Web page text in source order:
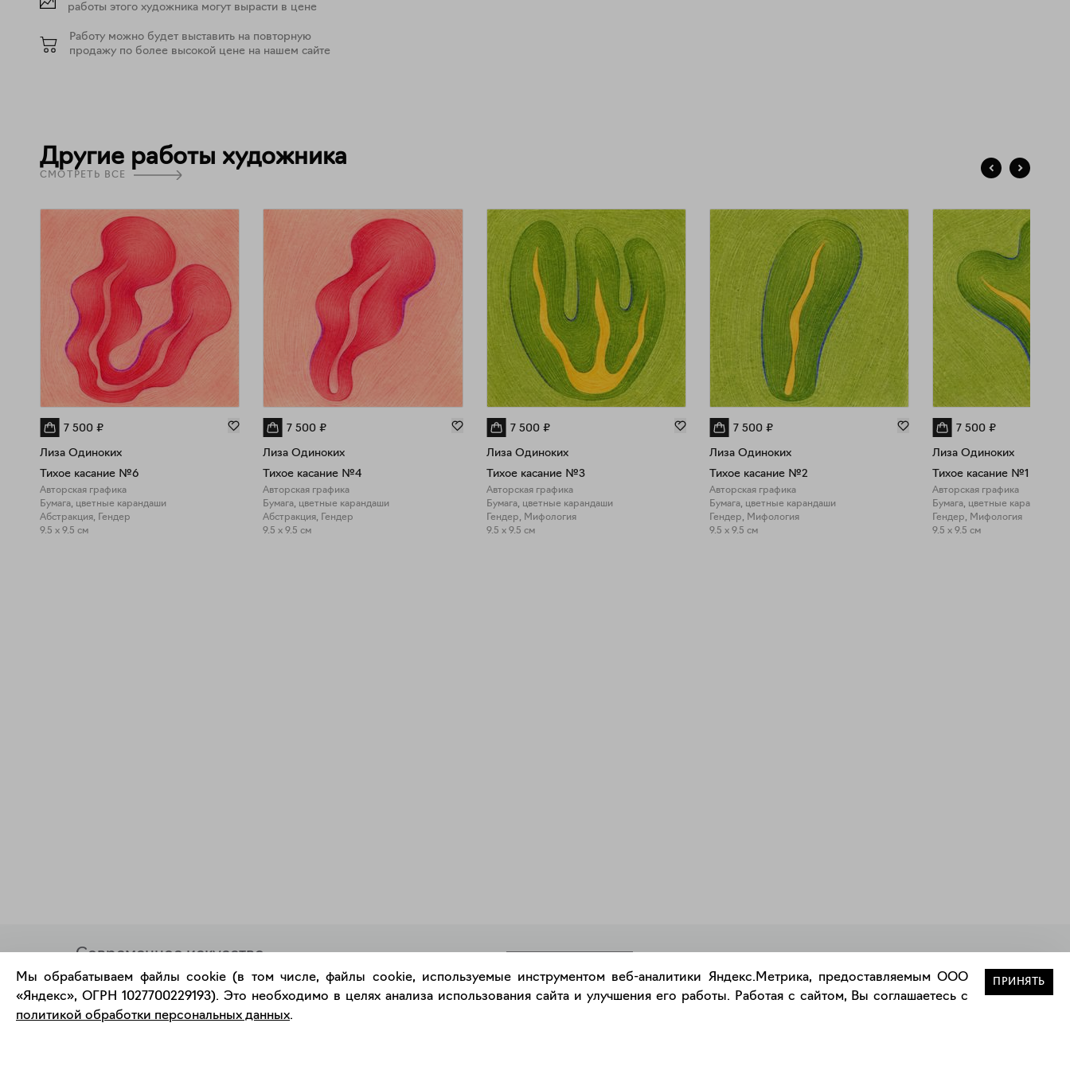
работы этого художника могут вырасти в цене
Работу можно будет выставить на повторную
продажу по более высокой цене на нашем сайте
Другие работы художника
СМОТРЕТЬ ВСЕ
7 500 ₽
Лиза Одиноких
Тихое касание №6
Авторская графика
Бумага, цветные карандаши
Абстракция, Гендер
9.5 x 9.5 см
7 500 ₽
Лиза Одиноких
Тихое касание №4
Авторская графика
Бумага, цветные карандаши
Абстракция, Гендер
9.5 x 9.5 см
7 500 ₽
Лиза Одиноких
Тихое касание №3
Авторская графика
Бумага, цветные карандаши
Гендер, Мифология
9.5 x 9.5 см
7 500 ₽
Лиза Одиноких
Тихое касание №2
Авторская графика
Бумага, цветные карандаши
Гендер, Мифология
9.5 x 9.5 см
7 500 ₽
Лиза Одиноких
Тихое касание №1
Авторская графика
Бумага, цветные карандаши
Гендер, Мифология
9.5 x 9.5 см
Современное искусство
онлайн
Мы обрабатываем файлы cookie (в том числе, файлы cookie, используемые инструментом веб-аналитики Яндекс.Метрика, предоставляемым ООО
«Яндекс», ОГРН 1027700229193). Это необходимо в целях анализа использования сайта и улучшения его работы. Работая с сайтом, Вы соглашаетесь с
политикой обработки персональных данных.
ПРИНЯТЬ